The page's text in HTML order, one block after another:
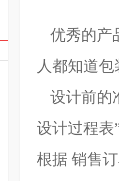
优秀的产
人都知道
设计前的
设计过程表
根据 销售